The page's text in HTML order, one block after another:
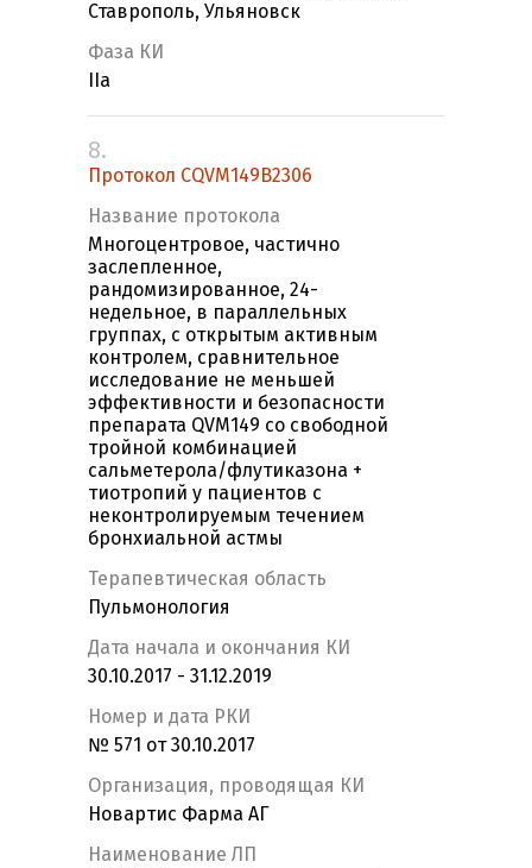
Ставрополь, Ульяновск
Фаза КИ
IIa
8.
Протокол CQVM149B2306
Название протокола
Многоцентровое, частично
заслепленное,
рандомизированное, 24-
недельное, в параллельных
группах, с открытым активным
контролем, сравнительное
исследование не меньшей
эффективности и безопасности
препарата QVM149 со свободной
тройной комбинацией
сальметерола/флутиказона +
тиотропий у пациентов с
неконтролируемым течением
бронхиальной астмы
Терапевтическая область
Пульмонология
Дата начала и окончания КИ
30.10.2017 - 31.12.2019
Номер и дата РКИ
№ 571 от 30.10.2017
Организация, проводящая КИ
Новартис Фарма АГ
Наименование ЛП